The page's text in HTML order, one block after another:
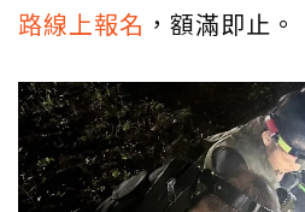
路線上報名 ，額滿即止。